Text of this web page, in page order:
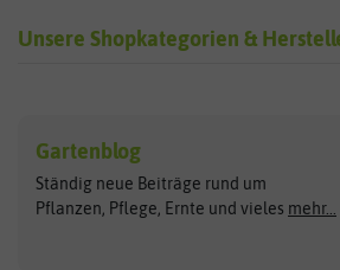
Unsere Shopkategorien &
Exotische Samen
Gemüsesamen
Gründünger
Arche Noah
ASB Greenworld
Gartenblog
Ständig neue Beiträge rund um
Pflanzen, Pflege, Ernte und vieles mehr...